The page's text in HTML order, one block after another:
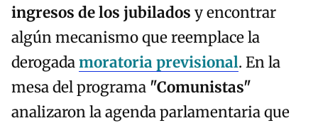
ingresos de los jubilados y encontrar
algún mecanismo que reemplace la
derogadamoratoria previsional. En la
mesa del programa "Comunistas"
analizaron la agenda parlamentaria que